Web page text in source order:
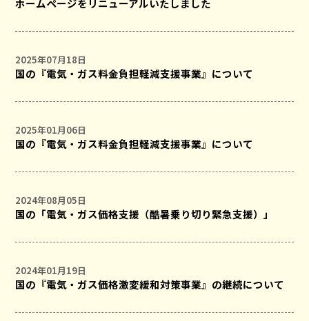
ホームページをリニューアルいたしました
2025年07月18日
国の『電気・ガス料金負担軽減支援事業』について
2025年01月06日
国の『電気・ガス料金負担軽減支援事業』について
2024年08月05日
国の「電気・ガス価格支援（酷暑乗り切り緊急支援）」
2024年01月19日
国の『電気・ガス価格激変緩和対策事業』の継続について